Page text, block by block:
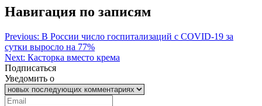
Навигация по записям
Previous: В России число госпитализаций с COVID-19 за
сутки выросло на 77%
Next: Касторка вместо крема
Подписаться
Уведомить о